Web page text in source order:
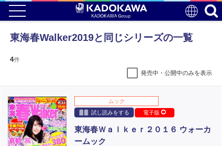
東海春Walker2019と同じシリーズの一覧
4件
発売中・公開中のみを表示
ムック
試し読みをする
電子版
東海春Ｗａｌｋｅｒ２０１６ ウォーカ
ームック